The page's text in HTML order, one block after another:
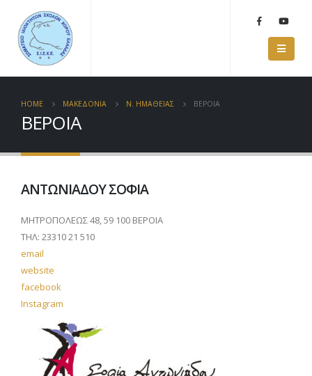
HOME ΜΑΚΕΔΟΝΙΑ Ν. ΗΜΑΘΕΙΑΣ ΒΕΡΟΙΑ
ΒΕΡΟΙΑ
ΑΝΤΩΝΙΑΔΟΥ ΣΟΦΙΑ
ΜΗΤΡΟΠΟΛΕΩΣ 48, 59 100 ΒΕΡΟΙΑ
ΤΗΛ: 23310 21 510
email
website
facebook
Instagram